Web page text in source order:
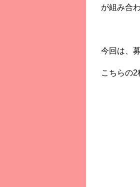
が組み合
今回は、
こちらの2